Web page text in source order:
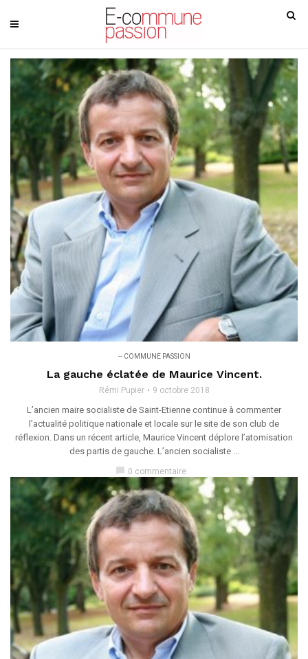
-- COMMUNE PASSION
La gauche éclatée de Maurice Vincent.
Rémi Pupier 9 octobre 2018
L’ancien maire socialiste de Saint-Etienne continue à commenter
l’actualité politique nationale et locale sur le site de son club de
réflexion. Dans un récent article, Maurice Vincent déplore l’atomisation
des partis de gauche. L’ancien socialiste ...
chat_bubble 0 commentaire